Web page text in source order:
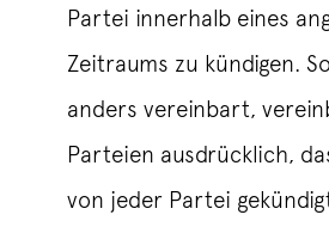
Partei innerhalb eines
Zeitraums zu kündigen.
anders vereinbart,
Parteien ausdrücklich,
von jeder Partei